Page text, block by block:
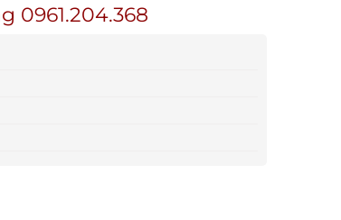
0961.204.368